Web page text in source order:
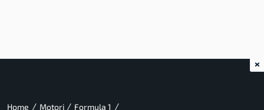
Home / Motori / Formula 1 /
×